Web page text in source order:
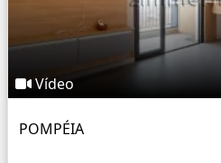
Vídeo
POMPÉIA